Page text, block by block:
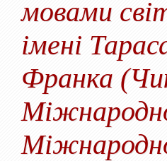
мовами
імені
Франка